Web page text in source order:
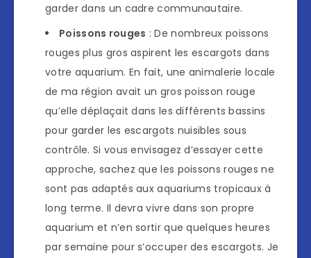
garder dans un cadre communautaire.
Poissons rouges : De nombreux poissons
rouges plus gros aspirent les escargots dans
votre aquarium. En fait, une animalerie locale
de ma région avait un gros poisson rouge
qu’elle déplaçait dans les différents bassins
pour garder les escargots nuisibles sous
contrôle. Si vous envisagez d’essayer cette
approche, sachez que les poissons rouges ne
sont pas adaptés aux aquariums tropicaux à
long terme. Il devra vivre dans son propre
aquarium et n’en sortir que quelques heures
par semaine pour s’occuper des escargots. Je